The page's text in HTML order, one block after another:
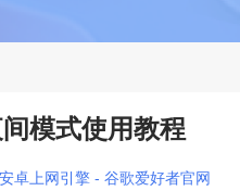
模式使用教程
卓上网引擎 - 谷歌爱好者官网